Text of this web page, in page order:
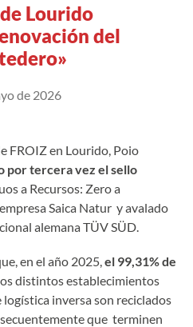
Lourido
del
de 2026
FROIZ en Lourido, Poio
por tercera vez el sello
a Recursos: Zero a
Saica Natur y avalado
alemana TÜV SÜD.
en el año 2025,el 99,31% de
distintos establecimientos
inversa son reciclados
que terminen